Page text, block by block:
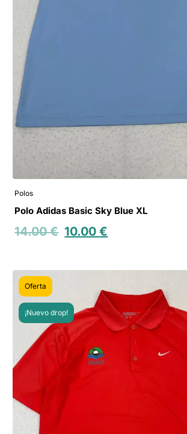
Polos
Polo Adidas Basic Sky Blue XL
14.00€ 10.00€
Oferta
¡Nuevo drop!